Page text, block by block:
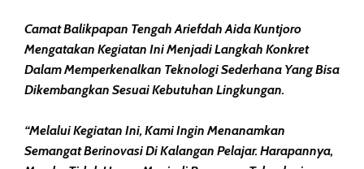
Camat Balikpapan Tengah Ariefdah Aida Kuntjoro
Mengatakan Kegiatan Ini Menjadi Langkah Konkret
Dalam Memperkenalkan Teknologi Sederhana Yang Bisa
Dikembangkan Sesuai Kebutuhan Lingkungan.
“Melalui Kegiatan Ini, Kami Ingin Menanamkan
Semangat Berinovasi Di Kalangan Pelajar. Harapannya,